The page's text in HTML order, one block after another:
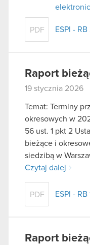
PDF ESPI -
Raport
19 stycznia 2026
Temat: Terminy
okresowych w
56 ust. 1 pkt 2
bieżące i
siedzibą w
Czytaj dalej
PDF ESPI -
Raport